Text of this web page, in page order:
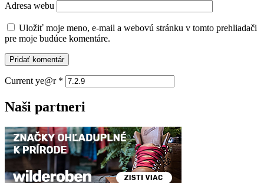
Adresa webu
Uložiť moje meno, e-mail a webovú stránku v tomto prehliadači
pre moje budúce komentáre.
Current ye@r *
Naši partneri